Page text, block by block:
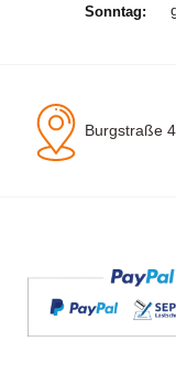
Sonntag:
Burgstraße